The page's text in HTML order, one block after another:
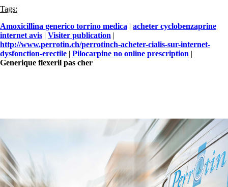
Tags:
Amoxicillina generico torrino medica | acheter cyclobenzaprine
internet avis | Visiter publication |
http://www.perrotin.ch/perrotinch-acheter-cialis-sur-internet-
dysfonction-erectile | Pilocarpine no online prescription |
Generique flexeril pas cher